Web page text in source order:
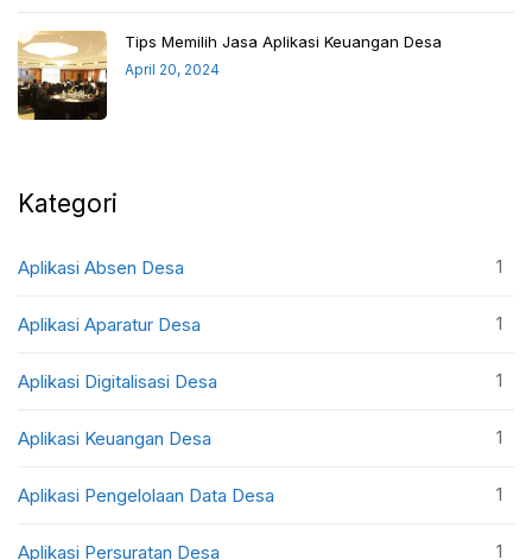
Tips Memilih Jasa Aplikasi Keuangan Desa
April 20, 2024
Kategori
Aplikasi Absen Desa 1
Aplikasi Aparatur Desa 1
Aplikasi Digitalisasi Desa 1
Aplikasi Keuangan Desa 1
Aplikasi Pengelolaan Data Desa 1
Aplikasi Persuratan Desa 1